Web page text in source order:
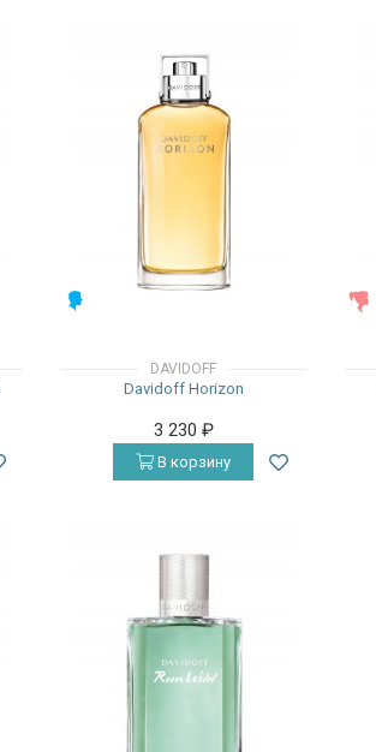
DAVIDOFF
Davidoff Horizon
3 230 ₽
В корзину